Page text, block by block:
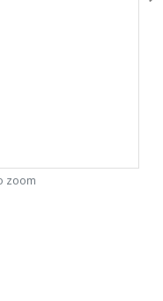
zoom